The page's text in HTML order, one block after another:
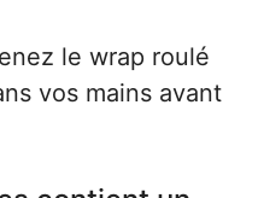
le wrap roulé
vos mains avant